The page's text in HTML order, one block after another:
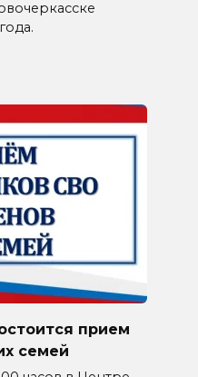
прием
семей